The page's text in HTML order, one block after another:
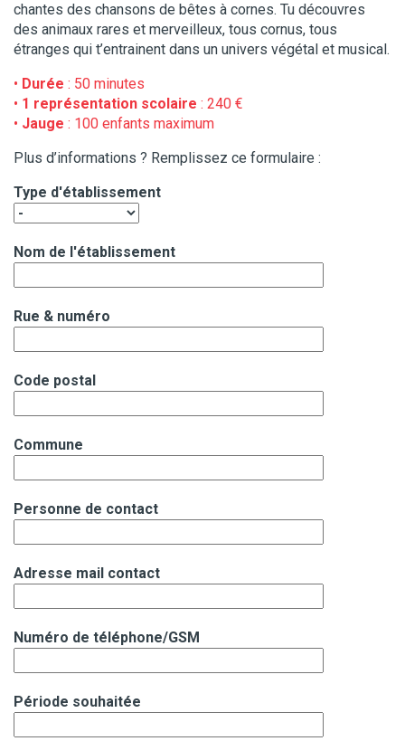
chantes des chansons de bêtes à cornes. Tu découvres
des animaux rares et merveilleux, tous cornus, tous
étranges qui t’entrainent dans un univers végétal et musical.
• Durée : 50 minutes
• 1 représentation scolaire : 240 €
• Jauge : 100 enfants maximum
Plus d’informations ? Remplissez ce formulaire :
Type d'établissement
Nom de l'établissement
Rue & numéro
Code postal
Commune
Personne de contact
Adresse mail contact
Numéro de téléphone/GSM
Période souhaitée